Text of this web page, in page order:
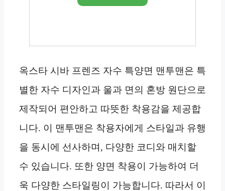
옥스타 시바 프렌즈 자수 특양면 맨투맨은 특
별한 자수 디자인과 울과 면의 혼방 원단으로
제작되어 편안하고 따뜻한 착용감을 제공합
니다. 이 맨투맨은 착용자에게 스타일과 유행
을 동시에 선사하며, 다양한 코디와 매치할
수 있습니다. 또한 양면 착용이 가능하여 더
욱 다양한 스타일링이 가능합니다. 따라서 이